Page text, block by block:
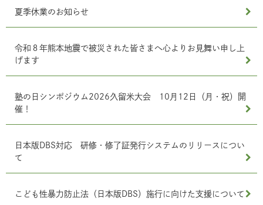
夏季休業のお知らせ
令和８年熊本地震で被災された皆さまへ心よりお見舞い申し上
げます
塾の日シンポジウム2026久留米大会 10月12日（月・祝）開
催！
日本版DBS対応 研修・修了証発行システムのリリースについ
て
こども性暴力防止法（日本版DBS）施行に向けた支援について